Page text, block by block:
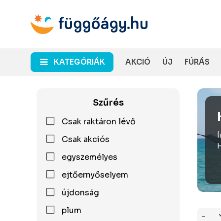
KATEGÓRIÁK AKCIÓ ÚJ FÚRÁS
Szűrés
Csak raktáron lévő
Csak akciós
egyszemélyes
ejtőernyőselyem
újdonság
plum